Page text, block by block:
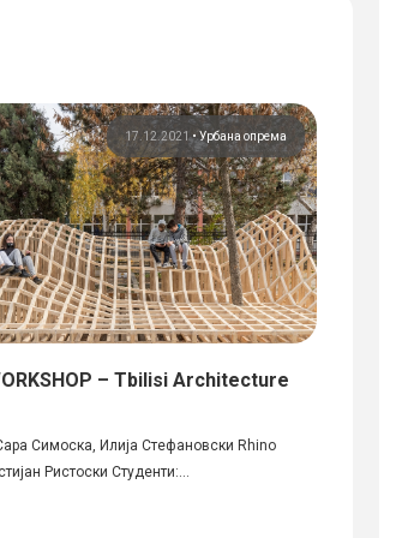
17.12.2021•Урбана опрема
– Tbilisi Architecture
Симоска, Илија Стефановски Rhino
Ристоски Студенти:...